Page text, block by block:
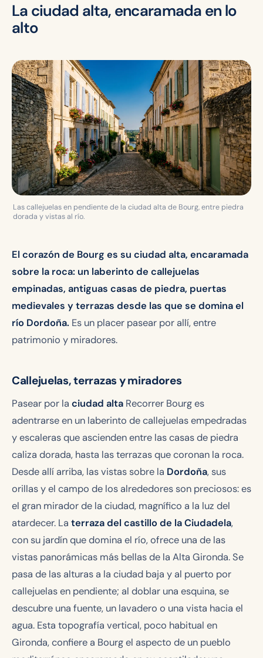
La ciudad alta, encaramada en lo
alto
Las callejuelas en pendiente de la ciudad alta de Bourg, entre piedra
dorada y vistas al río.
El corazón de Bourg es su ciudad alta, encaramada
sobre la roca: un laberinto de callejuelas
empinadas, antiguas casas de piedra, puertas
medievales y terrazas desde las que se domina el
río Dordoña. Es un placer pasear por allí, entre
patrimonio y miradores.
Callejuelas, terrazas y miradores
Pasear por la ciudad alta Recorrer Bourg es
adentrarse en un laberinto de callejuelas empedradas
y escaleras que ascienden entre las casas de piedra
caliza dorada, hasta las terrazas que coronan la roca.
Desde allí arriba, las vistas sobre la Dordoña, sus
orillas y el campo de los alrededores son preciosos: es
el gran mirador de la ciudad, magnífico a la luz del
atardecer. La terraza del castillo de la Ciudadela,
con su jardín que domina el río, ofrece una de las
vistas panorámicas más bellas de la Alta Gironda. Se
pasa de las alturas a la ciudad baja y al puerto por
callejuelas en pendiente; al doblar una esquina, se
descubre una fuente, un lavadero o una vista hacia el
agua. Esta topografía vertical, poco habitual en
Gironda, confiere a Bourg el aspecto de un pueblo